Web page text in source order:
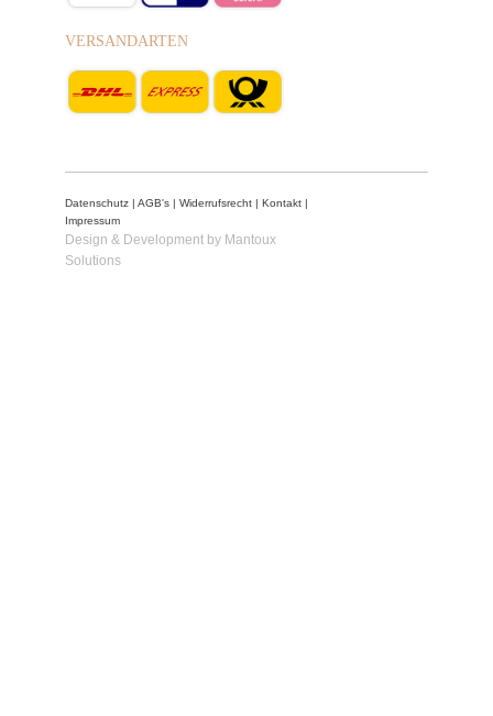
VERSANDARTEN
Datenschutz AGB's Widerrufsrecht Kontakt
Impressum
Design & Development by Mantoux
Solutions